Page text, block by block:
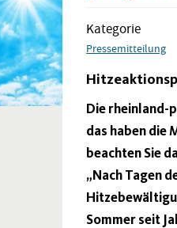
Kategorie
Pressemitteilung
Die rheinland-
das haben die
beachten Sie
„Nach Tagen
Sommer seit